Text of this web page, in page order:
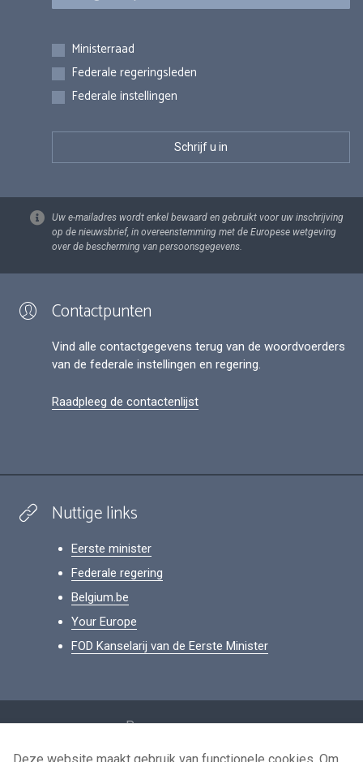
Inschrijvingen
Ministerraad
Federale regeringsleden
Federale instellingen
Uw e-mailadres wordt enkel bewaard en gebruikt voor uw inschrijving
op de nieuwsbrief, in overeenstemming met de Europese wetgeving
over de bescherming van persoonsgegevens.
Contactpunten
Vind alle contactgegevens terug van de woordvoerders
van de federale instellingen en regering.
Raadpleeg de contactenlijst
Nuttige links
Eerste minister
Federale regering
Belgium.be
Your Europe
FOD Kanselarij van de Eerste Minister
Persoonsgegevens
Voorwaarden voor het hergebruik